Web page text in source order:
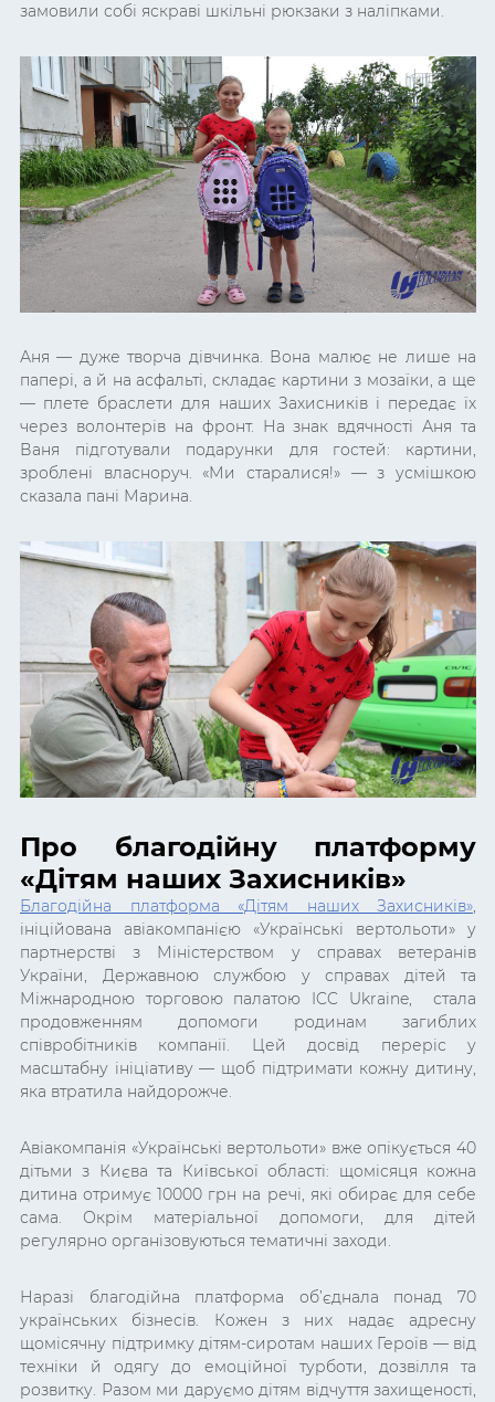
замовили собі яскраві шкільні рюкзаки з наліпками.
Аня — дуже творча дівчинка. Вона малює не лише на
папері, а й на асфальті, складає картини з мозаїки, а ще
— плете браслети для наших Захисників і передає їх
через волонтерів на фронт. На знак вдячності Аня та
Ваня підготували подарунки для гостей: картини,
зроблені власноруч. «Ми старалися!» — з усмішкою
сказала пані Марина.
Про благодійну платформу
«Дітям наших Захисників»
Благодійна платформа «Дітям наших Захисників»,
ініційована авіакомпанією «Українські вертольоти» у
партнерстві з Міністерством у справах ветеранів
України, Державною службою у справах дітей та
Міжнародною торговою палатою ICC Ukraine, стала
продовженням допомоги родинам загиблих
співробітників компанії. Цей досвід переріс у
масштабну ініціативу — щоб підтримати кожну дитину,
яка втратила найдорожче.
Авіакомпанія «Українські вертольоти» вже опікується 40
дітьми з Києва та Київської області: щомісяця кожна
дитина отримує 10000 грн на речі, які обирає для себе
сама. Окрім матеріальної допомоги, для дітей
регулярно організовуються тематичні заходи.
Наразі благодійна платформа об’єднала понад 70
українських бізнесів. Кожен з них надає адресну
щомісячну підтримку дітям-сиротам наших Героїв — від
техніки й одягу до емоційної турботи, дозвілля та
розвитку. Разом ми даруємо дітям відчуття захищеності,